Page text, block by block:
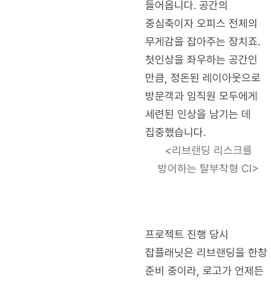
들어옵니다. 공간의
중심축이자 오피스 전체의
무게감을 잡아주는 장치죠.
첫인상을 좌우하는 공간인
만큼, 정돈된 레이아웃으로
방문객과 임직원 모두에게
세련된 인상을 남기는 데
집중했습니다.
<리브랜딩 리스크를
방어하는 탈부착형 CI>
프로젝트 진행 당시
잡플래닛은 리브랜딩을 한창
준비 중이라, 로고가 언제든